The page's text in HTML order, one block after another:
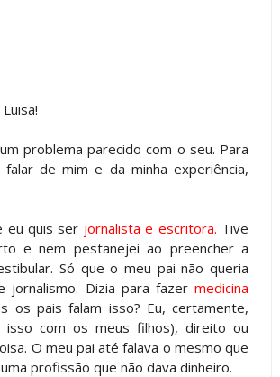
problema parecido com o seu. Para
de mim e da minha experiência,
eu quis ser jornalista e escritora. Tive
e nem pestanejei ao preencher a
Só que o meu pai não queria
jornalismo. Dizia para fazermedicina
os pais falam isso? Eu, certamente,
isso com os meus filhos), direito ou
O meu pai até falava o mesmo que
profissão que não dava dinheiro.